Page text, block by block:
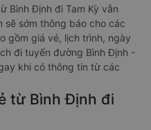
Bình Định đi Tam Kỳ vẫn
sẽ sớm thông báo cho các
gồm giá vé, lịch trình, ngày
đi tuyến đường Bình Định -
khi có thông tin từ các
từ Bình Định đi